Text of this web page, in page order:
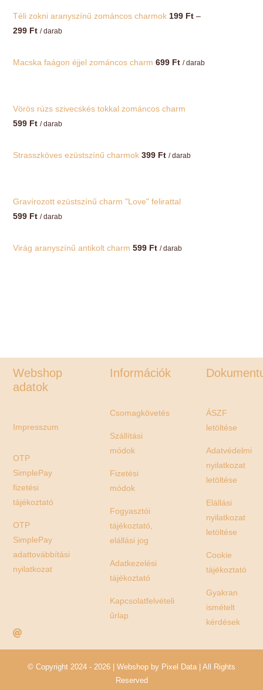
Téli zokni aranyszínű zománcos charmok 199 Ft –
299 FtÁrtartomány:
-
/ darab
Macska faágon éjjel zománcos charm 699 Ft / darab
Vörös rúzs szivecskés tokkal zománcos charm
599 Ft / darab
Strasszköves ezüstszínű charmok 399 Ft / darab
Gravírozott ezüstszínű charm "Love" felirattal
599 Ft / darab
Virág aranyszínű antikolt charm 599 Ft / darab
Webshop
adatok
Impresszum
OTP
SimplePay
fizetési
tájékoztató
OTP
SimplePay
adattovábbítási
nyilatkozat
Információk
Csomagkövetés
Szállítási
módok
Fizetési
módok
Fogyasztói
tájékoztató,
elállási jog
Adatkezelési
tájékoztató
Kapcsolatfelvételi
űrlap
ÁSZF
letöltése
Adatvédelmi
nyilatkozat
letöltése
Elállási
nyilatkozat
letöltése
Cookie
tájékoztató
Gyakran
ismételt
kérdések
© Copyright 2024 - 2026 | Webshop by Pixel Data| All Rights
Reserved